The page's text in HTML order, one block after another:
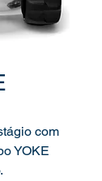
com
YOKE